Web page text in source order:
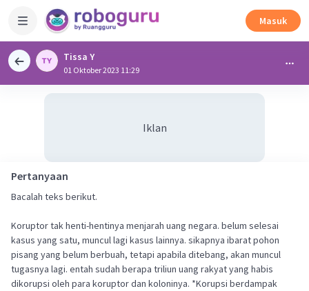
Masuk
Tissa Y
01 Oktober 2023 11:29
Iklan
Pertanyaan
Bacalah teks berikut.
Koruptor tak henti-hentinya menjarah uang negara. belum selesai
kasus yang satu, muncul lagi kasus lainnya. sikapnya ibarat pohon
pisang yang belum berbuah, tetapi apabila ditebang, akan muncul
tugasnya lagi. entah sudah berapa triliun uang rakyat yang habis
dikorupsi oleh para koruptor dan koloninya. *Korupsi berdampak